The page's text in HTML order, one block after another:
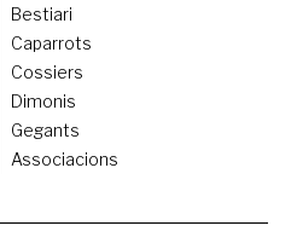
Bestiari
Caparrots
Cossiers
Dimonis
Gegants
Associacions